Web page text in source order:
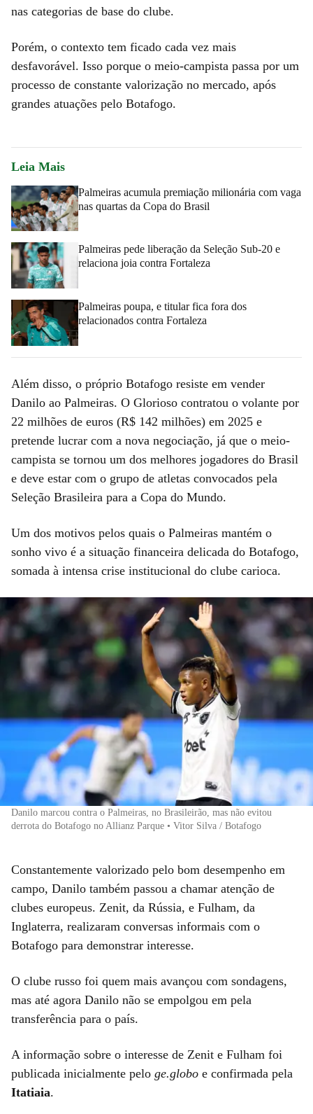
nas categorias de base do clube.
Porém, o contexto tem ficado cada vez mais
desfavorável. Isso porque o meio-campista passa por um
processo de constante valorização no mercado, após
grandes atuações pelo Botafogo.
Leia Mais
Palmeiras acumula premiação milionária com vaga
nas quartas da Copa do Brasil
Palmeiras pede liberação da Seleção Sub-20 e
relaciona joia contra Fortaleza
Palmeiras poupa, e titular fica fora dos
relacionados contra Fortaleza
Além disso, o próprio Botafogo resiste em vender
Danilo ao Palmeiras. O Glorioso contratou o volante por
22 milhões de euros (R$ 142 milhões) em 2025 e
pretende lucrar com a nova negociação, já que o meio-
campista se tornou um dos melhores jogadores do Brasil
e deve estar com o grupo de atletas convocados pela
Seleção Brasileira para a Copa do Mundo.
Um dos motivos pelos quais o Palmeiras mantém o
sonho vivo é a situação financeira delicada do Botafogo,
somada à intensa crise institucional do clube carioca.
Danilo marcou contra o Palmeiras, no Brasileirão, mas não evitou
derrota do Botafogo no Allianz Parque • Vitor Silva / Botafogo
Constantemente valorizado pelo bom desempenho em
campo, Danilo também passou a chamar atenção de
clubes europeus. Zenit, da Rússia, e Fulham, da
Inglaterra, realizaram conversas informais com o
Botafogo para demonstrar interesse.
O clube russo foi quem mais avançou com sondagens,
mas até agora Danilo não se empolgou em pela
transferência para o país.
A informação sobre o interesse de Zenit e Fulham foi
publicada inicialmente pelo ge.globo e confirmada pela
Itatiaia.